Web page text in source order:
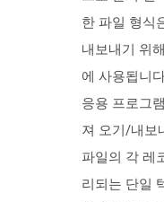
한 파일 형식
내보내기 위
에 사용됩니
응용 프로그
져 오기/내보
파일의 각 레
리되는 단일